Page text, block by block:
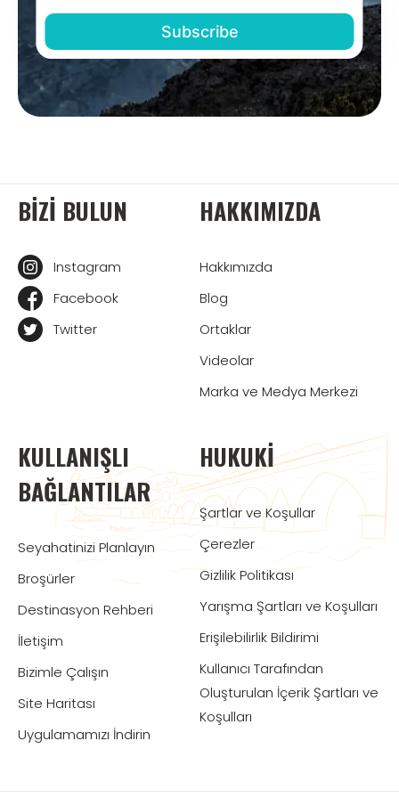
BIZI BULUN
Instagram
Facebook
Twitter
HAKKIMIZDA
Hakkımızda
Blog
Ortaklar
Videolar
Marka ve Medya Merkezi
KULLANIŞLI
BAĞLANTILAR
Seyahatinizi Planlayın
Broşürler
Destinasyon Rehberi
İletişim
Bizimle Çalışın
Site Haritası
Uygulamamızı İndirin
HUKUKI
Şartlar ve Koşullar
Çerezler
Gizlilik Politikası
Yarışma Şartları ve Koşulları
Erişilebilirlik Bildirimi
Kullanıcı Tarafından
Oluşturulan İçerik Şartları ve
Koşulları